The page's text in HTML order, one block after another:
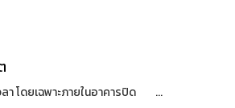
ลา โดยเฉพาะภายในอาคารปิด ...